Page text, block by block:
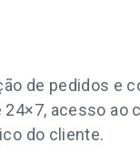
de pedidos e
acesso ao
do cliente.